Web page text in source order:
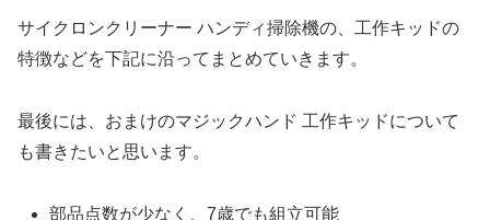
サイクロンクリーナー ハンディ掃除機の、工作キッドの
特徴などを下記に沿ってまとめていきます。
最後には、おまけのマジックハンド 工作キッドについて
も書きたいと思います。
部品点数が少なく、7歳でも組立可能